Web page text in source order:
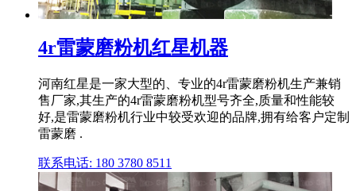
4r雷蒙磨粉机红星机器
河南红星是一家大型的、专业的4r雷蒙磨粉机生产兼销
售厂家,其生产的4r雷蒙磨粉机型号齐全,质量和性能较
好,是雷蒙磨粉机行业中较受欢迎的品牌,拥有给客户定制
雷蒙磨 .
联系电话: 180 3780 8511